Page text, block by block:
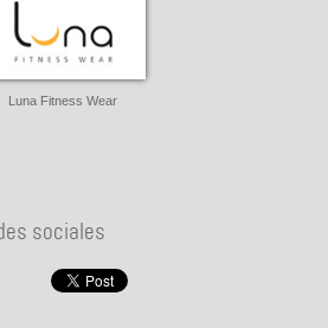
Luna Fitness Wear
sociales